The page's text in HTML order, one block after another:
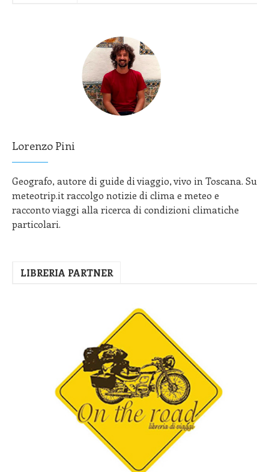
Lorenzo Pini
Geografo, autore di guide di viaggio, vivo in Toscana. Su
meteotrip.it raccolgo notizie di clima e meteo e
racconto viaggi alla ricerca di condizioni climatiche
particolari.
LIBRERIA PARTNER